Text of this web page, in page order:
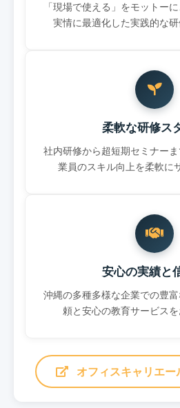
「現場で使える」をモットー
実情に最適化した実践的な研
柔軟な研修ス
社内研修から超短期セミナー
業員のスキル向上を柔軟に
安心の実績と
沖縄の多種多様な企業での豊
頼と安心の教育サービスを
オフィスキャリエー